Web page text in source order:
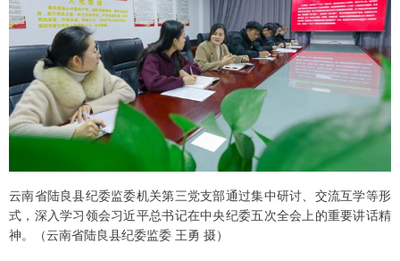
云南省陆良县纪委监委机关第三党支部通过集中研讨、交流互学等形
式，深入学习领会习近平总书记在中央纪委五次全会上的重要讲话精
神。（云南省陆良县纪委监委 王勇 摄）